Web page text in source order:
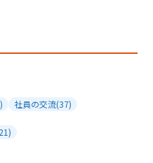
社員の交流(37)